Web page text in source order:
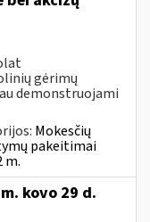
gėrimų
demonstruojami
Mokesčių
pakeitimai
m.
kovo 29 d.